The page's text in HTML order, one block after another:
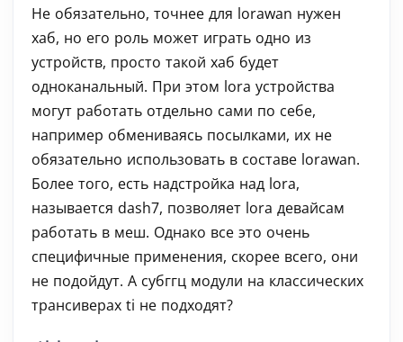
Не обязательно, точнее для lorawan нужен
хаб, но его роль может играть одно из
устройств, просто такой хаб будет
одноканальный. При этом lora устройства
могут работать отдельно сами по себе,
например обмениваясь посылками, их не
обязательно использовать в составе lorawan.
Более того, есть надстройка над lora,
называется dash7, позволяет lora девайсам
работать в меш. Однако все это очень
специфичные применения, скорее всего, они
не подойдут. А субггц модули на классических
трансиверах ti не подходят?